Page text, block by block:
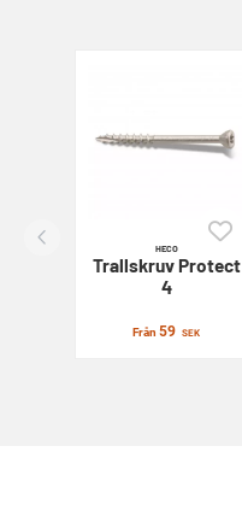
HECO
TrallskruvProtect
4
Från59 SEK